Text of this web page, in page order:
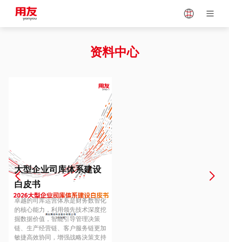
Vietnam
Europe
Hungary
Hong Kong
资料中心
大型企业司库体系建设
白皮书
卓越的司库运营体系是财务数智化
的核心能力，利用领先技术深度挖
掘数据价值，智能引导管理决策
链、生产经营链、客户服务链更加
敏捷高效协同，增强战略決策支持